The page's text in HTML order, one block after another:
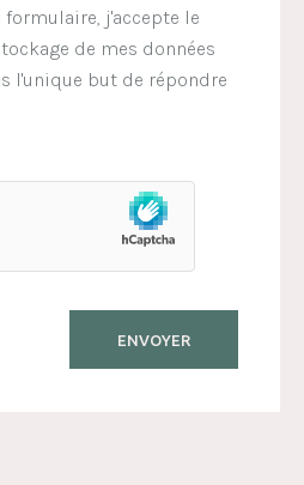
j'accepte le
de mes données
l'unique but de répondre